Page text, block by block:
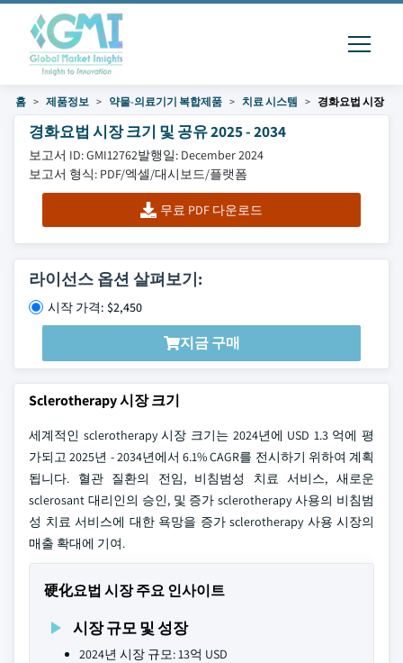
홈 제품정보 약물-의료기기 복합제품 치료 시스템 경화요법 시장
경화요법 시장 크기 및 공유 2025 - 2034
보고서 ID: GMI12762발행일: December 2024
보고서 형식: PDF/엑셀/대시보드/플랫폼
무료 PDF 다운로드
라이선스 옵션 살펴보기:
시작 가격: $2,450
지금 구매
Sclerotherapy 시장 크기
세계적인 sclerotherapy 시장 크기는 2024년에 USD 1.3 억에 평
가되고 2025년 - 2034년에서 6.1% CAGR를 전시하기 위하여 계획
됩니다. 혈관 질환의 전임, 비침범성 치료 서비스, 새로운
sclerosant 대리인의 승인, 및 증가 sclerotherapy 사용의 비침범
성 치료 서비스에 대한 욕망을 증가 sclerotherapy 사용 시장의
매출 확대에 기여.
硬化요법 시장 주요 인사이트
시장 규모 및 성장
2024년 시장 규모: 13억 USD